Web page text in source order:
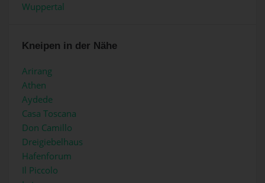
Wuppertal
Kneipen in der Nähe
Arirang
Athen
Aydede
Casa Toscana
Don Camillo
Dreigiebelhaus
Hafenforum
Il Piccolo